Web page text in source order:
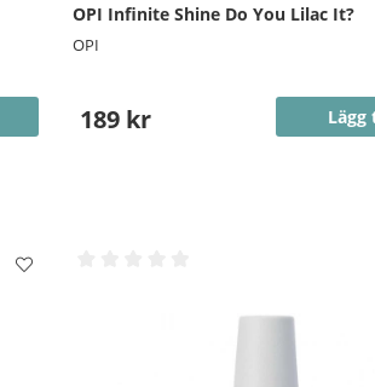
OPI Infinite Shine Do You Lilac It?
OPI
189 kr Lägg